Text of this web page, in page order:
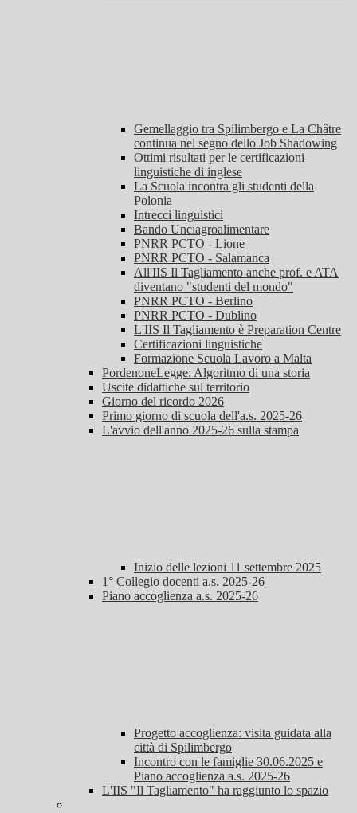
Gemellaggio tra Spilimbergo e La Châtre
continua nel segno dello Job Shadowing
Ottimi risultati per le certificazioni
linguistiche di inglese
La Scuola incontra gli studenti della
Polonia
Intrecci linguistici
Bando Unciagroalimentare
PNRR PCTO - Lione
PNRR PCTO - Salamanca
All'IIS Il Tagliamento anche prof. e ATA
diventano "studenti del mondo"
PNRR PCTO - Berlino
PNRR PCTO - Dublino
L'IIS Il Tagliamento è Preparation Centre
Certificazioni linguistiche
Formazione Scuola Lavoro a Malta
PordenoneLegge: Algoritmo di una storia
Uscite didattiche sul territorio
Giorno del ricordo 2026
Primo giorno di scuola dell'a.s. 2025-26
L'avvio dell'anno 2025-26 sulla stampa
Inizio delle lezioni 11 settembre 2025
1° Collegio docenti a.s. 2025-26
Piano accoglienza a.s. 2025-26
Progetto accoglienza: visita guidata alla
città di Spilimbergo
Incontro con le famiglie 30.06.2025 e
Piano accoglienza a.s. 2025-26
L'IIS "Il Tagliamento" ha raggiunto lo spazio